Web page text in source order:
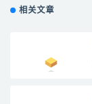
相关文章